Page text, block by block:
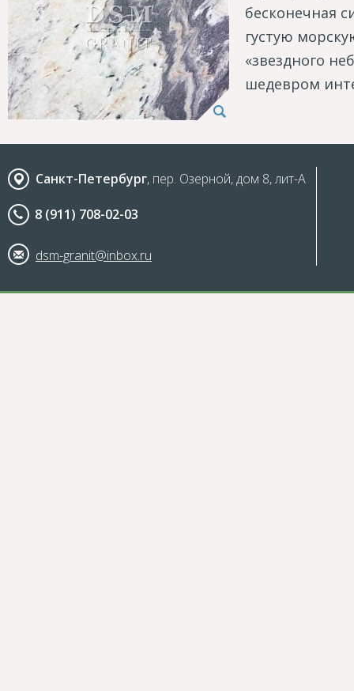
бесконечная
густую
«звездного
шедевром
Санкт-Петербург, пер. Озерной, дом 8, лит-А
8 (911) 708-02-03
dsm-granit@inbox.ru